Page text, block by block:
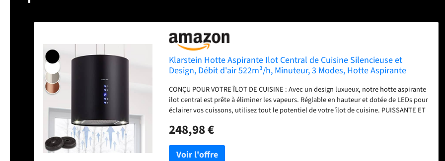
Klarstein Hotte Aspirante Ilot Central de Cuisine Silencieuse et
Design, Débit d'air 522m³/h, Minuteur, 3 Modes, Hotte Aspirante
CONÇU POUR VOTRE ÎLOT DE CUISINE : Avec un design luxueux, notre hotte aspirante
ilot central est prête à éliminer les vapeurs. Réglable en hauteur et dotée de LEDs pour
éclairer vos cuissons, utilisez tout le potentiel de votre îlot de cuisine. PUISSANTE ET
hotte suspendue réduit les odeurs et filtre les vapeurs pour une meilleure qualité de
OU ODEURS : La hotte ilot central Klarstein comprend 2 filtres à graisse à 5 couches en
248,98 €